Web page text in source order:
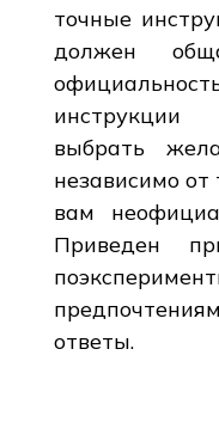
точные
должен
выбрать
независимо от
вам
Приведен
ответы.